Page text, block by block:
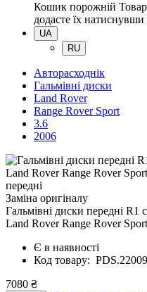
Кошик порожній
додасте їх
UA
RU
Авторасходнік
Гальмівні диски
Land Rover
Range Rover Sport
3.6
2006
передні
Заміна оригіналу
Гальмівні диски передні
Land Rover Range Rover
Є в наявності
Код товару: PDS.22009
7080 ₴